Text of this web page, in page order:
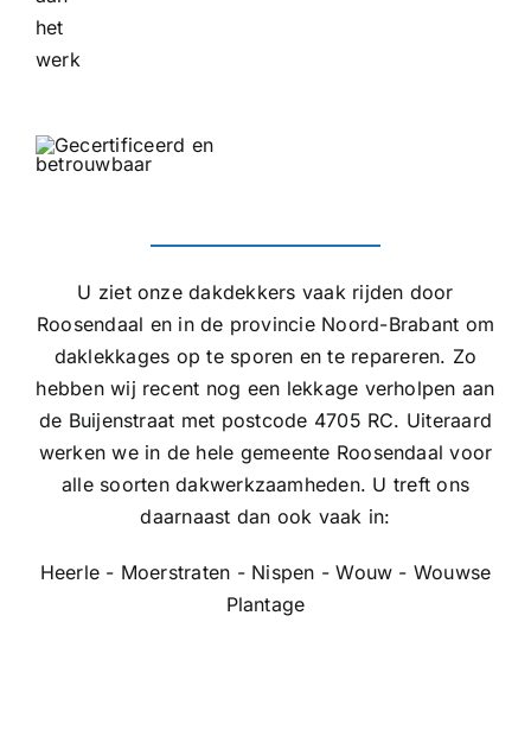
U ziet onze dakdekkers vaak rijden door
Roosendaal en in de provincie Noord-Brabant om
daklekkages op te sporen en te repareren. Zo
hebben wij recent nog een lekkage verholpen aan
de Buijenstraat met postcode 4705 RC. Uiteraard
werken we in de hele gemeente Roosendaal voor
alle soorten dakwerkzaamheden. U treft ons
daarnaast dan ook vaak in:
Heerle - Moerstraten - Nispen - Wouw - Wouwse
Plantage